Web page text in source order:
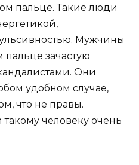
пальце. Такие люди
Мужчины
зачастую
Они
удобном случае,
что не правы.
человеку очень